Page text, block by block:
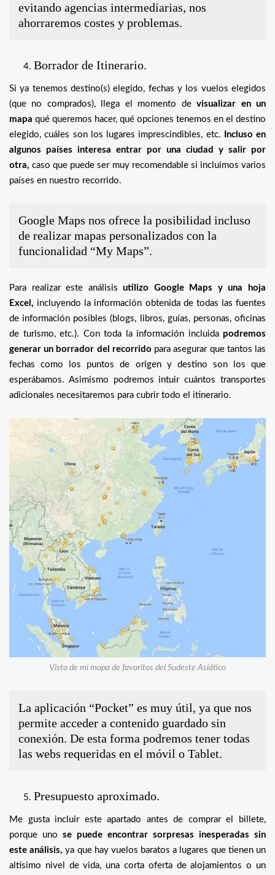
evitando agencias intermediarias, nos
ahorraremos costes y problemas.
Borrador de Itinerario.
Si ya tenemos destino(s) elegido, fechas y los vuelos elegidos
(que no comprados), llega el momento devisualizar en un
mapa qué queremos hacer, qué opciones tenemos en el destino
elegido, cuáles son los lugares imprescindibles, etc. Incluso en
algunos países interesa entrar por una ciudad y salir por
otra, caso que puede ser muy recomendable si incluimos varios
países en nuestro recorrido.
Google Maps nos ofrece la posibilidad incluso
de realizar mapas personalizados con la
funcionalidad “My Maps”.
Para realizar este análisisutilizo Google Maps y una hoja
Excel, incluyendo la información obtenida de todas las fuentes
de información posibles (blogs, libros, guías, personas, oficinas
de turismo, etc.). Con toda la información incluida podremos
generar un borrador del recorrido para asegurar que tantos las
fechas como los puntos de origen y destino son los que
esperábamos. Asimismo podremos intuir cuántos transportes
adicionales necesitaremos para cubrir todo el itinerario.
Vista de mi mapa de favoritos del Sudeste Asiático
La aplicación “Pocket” es muy útil, ya que nos
permite acceder a contenido guardado sin
conexión. De esta forma podremos tener todas
las webs requeridas en el móvil o Tablet.
Presupuesto aproximado.
Me gusta incluir este apartado antes de comprar el billete,
porque uno se puede encontrar sorpresas inesperadas sin
este análisis, ya que hay vuelos baratos a lugares que tienen un
altísimo nivel de vida, una corta oferta de alojamientos o un